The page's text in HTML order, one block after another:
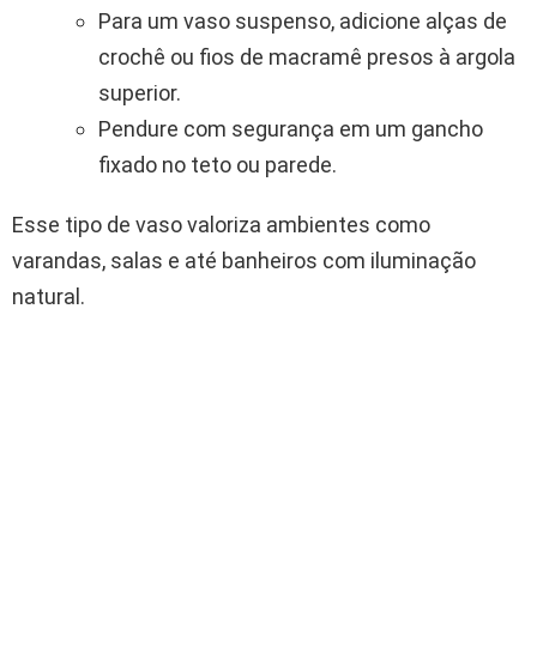
Para um vaso suspenso, adicione alças de
crochê ou fios de macramê presos à argola
superior.
Pendure com segurança em um gancho
fixado no teto ou parede.
Esse tipo de vaso valoriza ambientes como
varandas, salas e até banheiros com iluminação
natural.